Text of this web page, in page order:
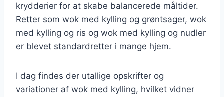
krydderier for at skabe balancerede måltider.
Retter som wok med kylling og grøntsager, wok
med kylling og ris og wok med kylling og nudler
er blevet standardretter i mange hjem.
I dag findes der utallige opskrifter og
variationer af wok med kylling, hvilket vidner